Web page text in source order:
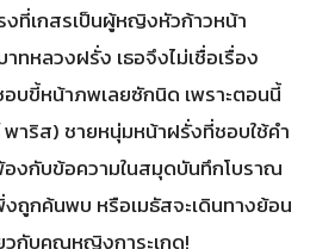
งที่เกสรเป็นผู้หญิงหัวก้าวหน้า
ทหลวงฝรั่ง เธอจึงไม่เชื่อเรื่อง
บขี้หน้าภพเลยซักนิด เพราะตอนนี้
พาริส) ชายหนุ่มหน้าฝรั่งที่ชอบใช้คำ
งกับข้อความในสมุดบันทึกโบราณ
ถูกค้นพบ หรือเมธัสจะเดินทางย้อน
วกับคุณหญิงการะเกด!